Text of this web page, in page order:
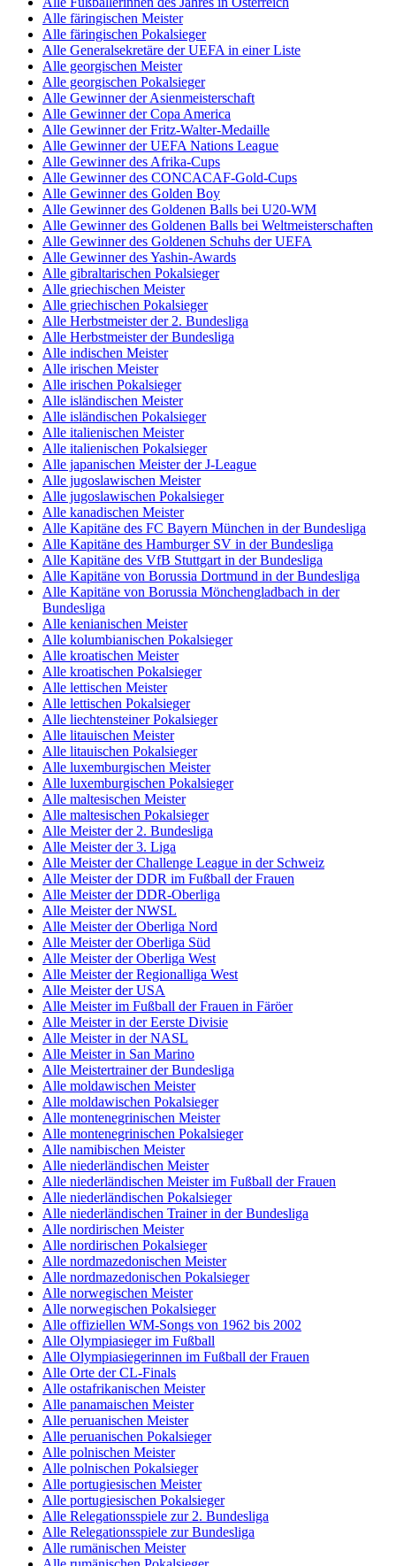
Alle färingischen Meister
Alle färingischen Pokalsieger
Alle Generalsekretäre der UEFA in einer Liste
Alle georgischen Meister
Alle georgischen Pokalsieger
Alle Gewinner der Asienmeisterschaft
Alle Gewinner der Copa America
Alle Gewinner der Fritz-Walter-Medaille
Alle Gewinner der UEFA Nations League
Alle Gewinner des Afrika-Cups
Alle Gewinner des CONCACAF-Gold-Cups
Alle Gewinner des Golden Boy
Alle Gewinner des Goldenen Balls bei U20-WM
Alle Gewinner des Goldenen Balls bei Weltmeisterschaften
Alle Gewinner des Goldenen Schuhs der UEFA
Alle Gewinner des Yashin-Awards
Alle gibraltarischen Pokalsieger
Alle griechischen Meister
Alle griechischen Pokalsieger
Alle Herbstmeister der 2. Bundesliga
Alle Herbstmeister der Bundesliga
Alle indischen Meister
Alle irischen Meister
Alle irischen Pokalsieger
Alle isländischen Meister
Alle isländischen Pokalsieger
Alle italienischen Meister
Alle italienischen Pokalsieger
Alle japanischen Meister der J-League
Alle jugoslawischen Meister
Alle jugoslawischen Pokalsieger
Alle kanadischen Meister
Alle Kapitäne des FC Bayern München in der Bundesliga
Alle Kapitäne des Hamburger SV in der Bundesliga
Alle Kapitäne des VfB Stuttgart in der Bundesliga
Alle Kapitäne von Borussia Dortmund in der Bundesliga
Alle Kapitäne von Borussia Mönchengladbach in der
Bundesliga
Alle kenianischen Meister
Alle kolumbianischen Pokalsieger
Alle kroatischen Meister
Alle kroatischen Pokalsieger
Alle lettischen Meister
Alle lettischen Pokalsieger
Alle liechtensteiner Pokalsieger
Alle litauischen Meister
Alle litauischen Pokalsieger
Alle luxemburgischen Meister
Alle luxemburgischen Pokalsieger
Alle maltesischen Meister
Alle maltesischen Pokalsieger
Alle Meister der 2. Bundesliga
Alle Meister der 3. Liga
Alle Meister der Challenge League in der Schweiz
Alle Meister der DDR im Fußball der Frauen
Alle Meister der DDR-Oberliga
Alle Meister der NWSL
Alle Meister der Oberliga Nord
Alle Meister der Oberliga Süd
Alle Meister der Oberliga West
Alle Meister der Regionalliga West
Alle Meister der USA
Alle Meister im Fußball der Frauen in Färöer
Alle Meister in der Eerste Divisie
Alle Meister in der NASL
Alle Meister in San Marino
Alle Meistertrainer der Bundesliga
Alle moldawischen Meister
Alle moldawischen Pokalsieger
Alle montenegrinischen Meister
Alle montenegrinischen Pokalsieger
Alle namibischen Meister
Alle niederländischen Meister
Alle niederländischen Meister im Fußball der Frauen
Alle niederländischen Pokalsieger
Alle niederländischen Trainer in der Bundesliga
Alle nordirischen Meister
Alle nordirischen Pokalsieger
Alle nordmazedonischen Meister
Alle nordmazedonischen Pokalsieger
Alle norwegischen Meister
Alle norwegischen Pokalsieger
Alle offiziellen WM-Songs von 1962 bis 2002
Alle Olympiasieger im Fußball
Alle Olympiasiegerinnen im Fußball der Frauen
Alle Orte der CL-Finals
Alle ostafrikanischen Meister
Alle panamaischen Meister
Alle peruanischen Meister
Alle peruanischen Pokalsieger
Alle polnischen Meister
Alle polnischen Pokalsieger
Alle portugiesischen Meister
Alle portugiesischen Pokalsieger
Alle Relegationsspiele zur 2. Bundesliga
Alle Relegationsspiele zur Bundesliga
Alle rumänischen Meister